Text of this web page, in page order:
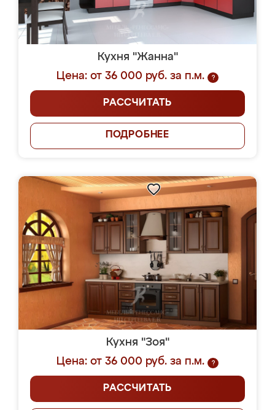
Кухня "Жанна"
Цена: от 36 000 руб. за п.м.
?
РАССЧИТАТЬ
ПОДРОБНЕЕ
Кухня "Зоя"
Цена: от 36 000 руб. за п.м.
?
РАССЧИТАТЬ